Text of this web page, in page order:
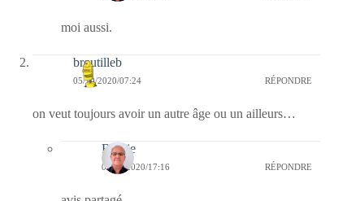
moi aussi.
broutilleb
05/10/2020/07:24 RÉPONDRE
on veut toujours avoir un autre âge ou un ailleurs…
Bernie
05/10/2020/17:16 RÉPONDRE